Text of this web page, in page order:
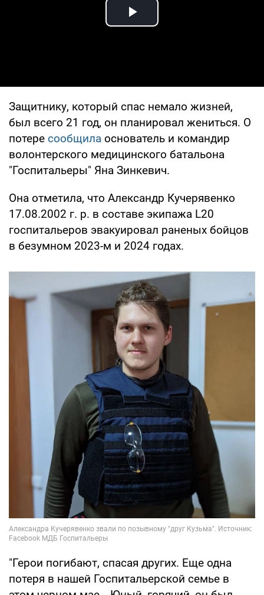
Play Video
Защитнику, который спас немало жизней,
был всего 21 год, он планировал жениться. О
потере сообщила основатель и командир
волонтерского медицинского батальона
"Госпитальеры" Яна Зинкевич.
Она отметила, что Александр Кучерявенко
17.08.2002 г. р. в составе экипажа L20
госпитальеров эвакуировал раненых бойцов
в безумном 2023-м и 2024 годах.
"Герои погибают, спасая других. Еще одна
потеря в нашей Госпитальерской семье в